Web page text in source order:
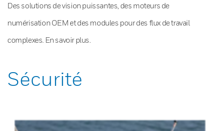
Des solutions de vision puissantes, des moteurs de
numérisation OEM et des modules pour des flux de travail
complexes. En savoir plus.
Sécurité